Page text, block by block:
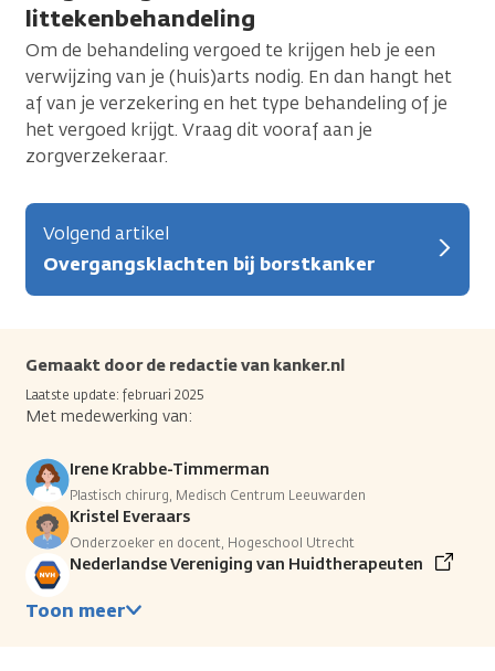
littekenbehandeling
Om de behandeling vergoed te krijgen heb je een
verwijzing van je (huis)arts nodig. En dan hangt het
af van je verzekering en het type behandeling of je
het vergoed krijgt. Vraag dit vooraf aan je
zorgverzekeraar.
Volgend artikel
Overgangsklachten bij borstkanker
Gemaakt door de redactie van kanker.nl
Laatste update: februari 2025
Met medewerking van:
Irene Krabbe-Timmerman
Plastisch chirurg, Medisch Centrum Leeuwarden
Kristel Everaars
Onderzoeker en docent, Hogeschool Utrecht
Nederlandse Vereniging van Huidtherapeuten
Toon meer